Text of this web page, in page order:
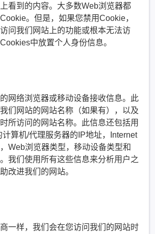
看到的内容。大多数Web浏览器都
。但是，如果您禁用Cookie，
问我们网站上的功能或根本无法访
中放置个人身份信息。
网络浏览器或移动设备接收信息。此
们网站的网站名称（如果有），以及
所访问的网站名称。此信息还包括用
算机/代理服务器的IP地址，Internet
Web浏览器类型，移动设备类型和
我们使用所有这些信息来分析用户之
改进我们的网站。
一样，我们会在您访问我们的网站时